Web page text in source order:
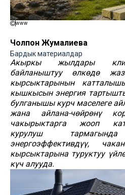
www
Чолпон Жумалиева
Бардык материалдар
Акыркы жылдары
байланыштуу өлкөдө
кырсыктарынын
кышкысын энергия
булганышы курч маселеге
жана айлана-чөйрөнү
чакырыктарга жооп
курулуш
энергоэффективдүү,
кырсыктарына туруктуу
күч алууда.